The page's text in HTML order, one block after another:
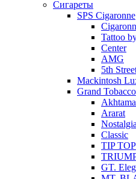
Cигареты
SPS Cigaronne
Tattoo
Center
AMG
5th
Mackintosh
Grand Tobacco
Ararat
Nostalgia
Classic
TIP TOP
GT.